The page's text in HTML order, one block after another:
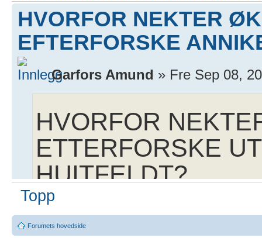
HVORFOR NEKTER
EFTERFORSKE
Garfors Amund » Fre Sep 08,
HVORFOR
ETTERFORSKE
HUITFELDT?
Topp
Forumets hovedside